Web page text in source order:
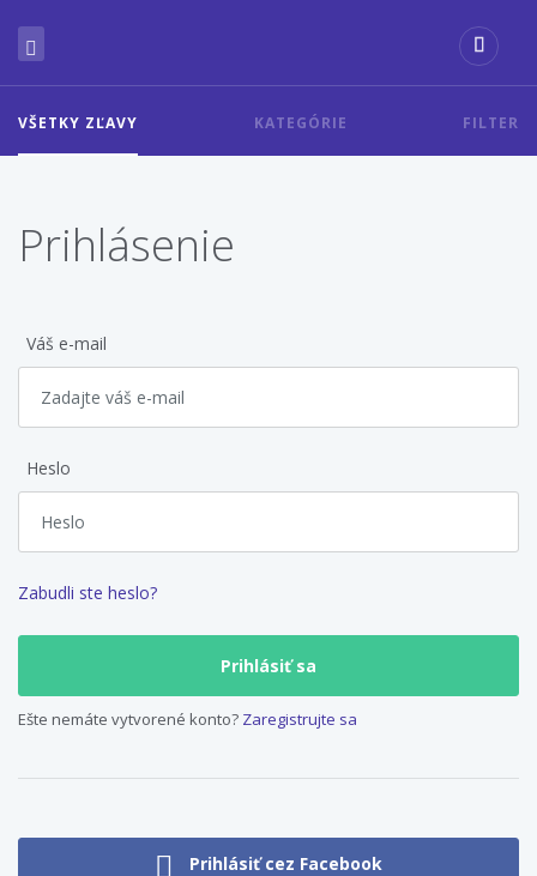
VŠETKY ZĽAVY KATEGÓRIE FILTER
Prihlásenie
Váš e-mail
Heslo
Zabudli ste heslo?
Ešte nemáte vytvorené konto? Zaregistrujte sa
Prihlásiť cez Facebook